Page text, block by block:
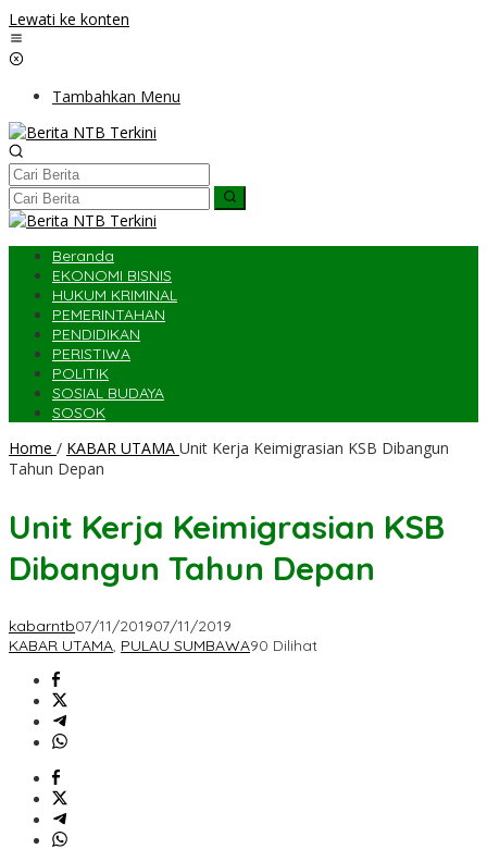
Lewati ke konten
Tambahkan Menu
Beranda
EKONOMI BISNIS
HUKUM KRIMINAL
PEMERINTAHAN
PENDIDIKAN
PERISTIWA
POLITIK
SOSIAL BUDAYA
SOSOK
Home / KABAR UTAMA Unit Kerja Keimigrasian KSB Dibangun
Tahun Depan
Unit Kerja Keimigrasian KSB
Dibangun Tahun Depan
kabarntb07/11/201907/11/2019
KABAR UTAMA, PULAU SUMBAWA90 Dilihat